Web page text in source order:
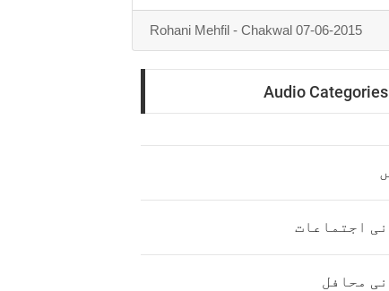
Rohani Mehfil - Chakwal 07-06-2015
Audio Categories
اجتماعات
محافل